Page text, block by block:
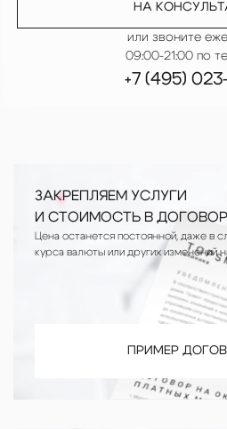
НА
или звоните
09:00-21:00 по
+7 (495)
ЗАКРЕПЛЯЕМ УСЛУГИ
И СТОИМОСТЬ В
Цена останется постоянной, даже в
курса валюты или других изменений
ПРИМЕР